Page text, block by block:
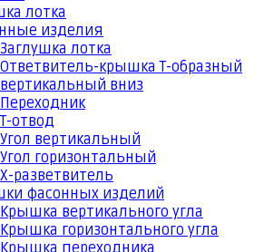
лотка
изделия
Заглушка лотка
Ответвитель-крышка Т-образный
вертикальный вниз
Переходник
Т-отвод
Угол вертикальный
Угол горизонтальный
Х-разветвитель
фасонных изделий
Крышка вертикального угла
Крышка горизонтального угла
Крышка переходника